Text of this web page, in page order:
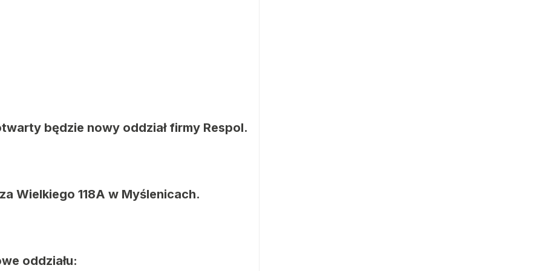
będzie nowy oddział firmy Respol.
Wielkiego 118A w Myślenicach.
oddziału: